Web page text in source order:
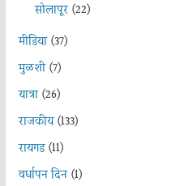
सोलापूर(22)
मीडिया(37)
मुळशी(7)
यात्रा(26)
राजकीय(133)
रायगड(11)
वर्धापन दिन(1)